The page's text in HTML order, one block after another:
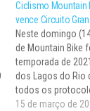
Ciclismo Mountain
vence Circuito
Neste domingo
de Mountain Bike
temporada de
dos Lagos do Rio
todos os
de prevenção do
15 de março de